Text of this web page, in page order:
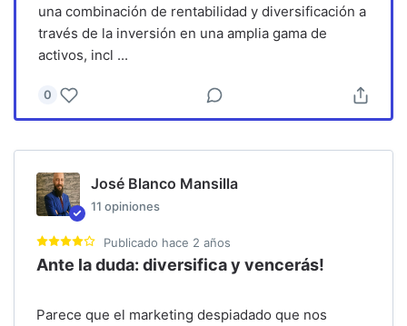
una combinación de rentabilidad y diversificación a
través de la inversión en una amplia gama de
activos, incl ...
0
José Blanco Mansilla
11 opiniones
Publicado hace 2 años
Ante la duda: diversifica y vencerás!
Parece que el marketing despiadado que nos